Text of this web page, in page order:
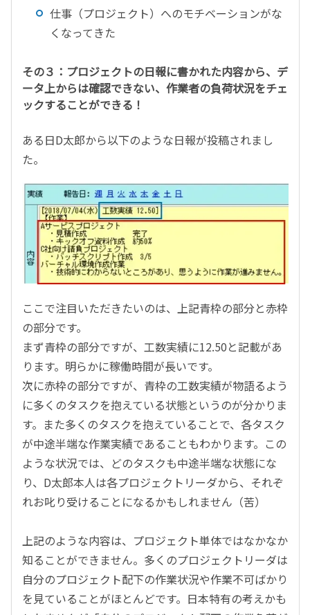
仕事（プロジェクト）へのモチベーションがな
くなってきた
その３：プロジェクトの日報に書かれた内容から、デ
ータ上からは確認できない、作業者の負荷状況をチェ
ックすることができる！
ある日D太郎から以下のような日報が投稿されまし
た。
ここで注目いただきたいのは、上記青枠の部分と赤枠
の部分です。
まず青枠の部分ですが、工数実績に12.50と記載があ
ります。明らかに稼働時間が長いです。
次に赤枠の部分ですが、青枠の工数実績が物語るよう
に多くのタスクを抱えている状態というのが分かりま
す。また多くのタスクを抱えていることで、各タスク
が中途半端な作業実績であることもわかります。この
ような状況では、どのタスクも中途半端な状態にな
り、D太郎本人は各プロジェクトリーダから、それぞ
れお叱り受けることになるかもしれません（苦）
上記のような内容は、プロジェクト単体ではなかなか
知ることができません。多くのプロジェクトリーダは
自分のプロジェクト配下の作業状況や作業不可ばかり
を見ていることがほとんどです。日本特有の考えかも